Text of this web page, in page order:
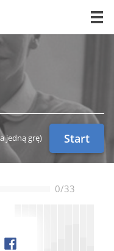
jedną grę) Start
0/33